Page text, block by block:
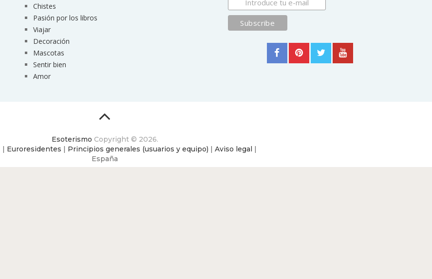
Chistes
Pasión por los libros
Viajar
Decoración
Mascotas
Sentir bien
Amor
Esoterismo Copyright © 2026.
| Euroresidentes | Principios generales (usuarios y equipo) | Aviso legal |
España